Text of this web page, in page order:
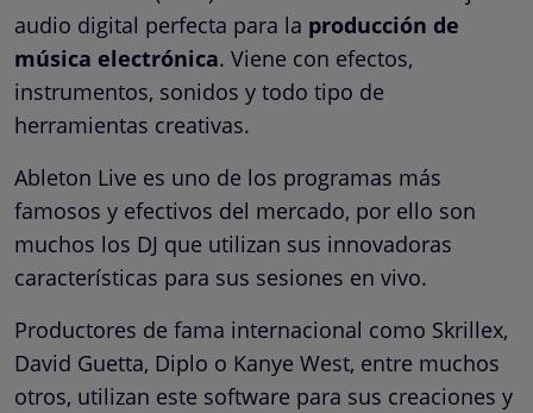
audio digital perfecta para la producción de
música electrónica. Viene con efectos,
instrumentos, sonidos y todo tipo de
herramientas creativas.
Ableton Live es uno de los programas más
famosos y efectivos del mercado, por ello son
muchos los DJ que utilizan sus innovadoras
características para sus sesiones en vivo.
Productores de fama internacional como Skrillex,
David Guetta, Diplo o Kanye West, entre muchos
otros, utilizan este software para sus creaciones y